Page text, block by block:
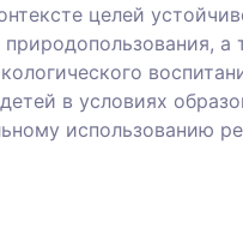
целей
а
в условиях
использованию